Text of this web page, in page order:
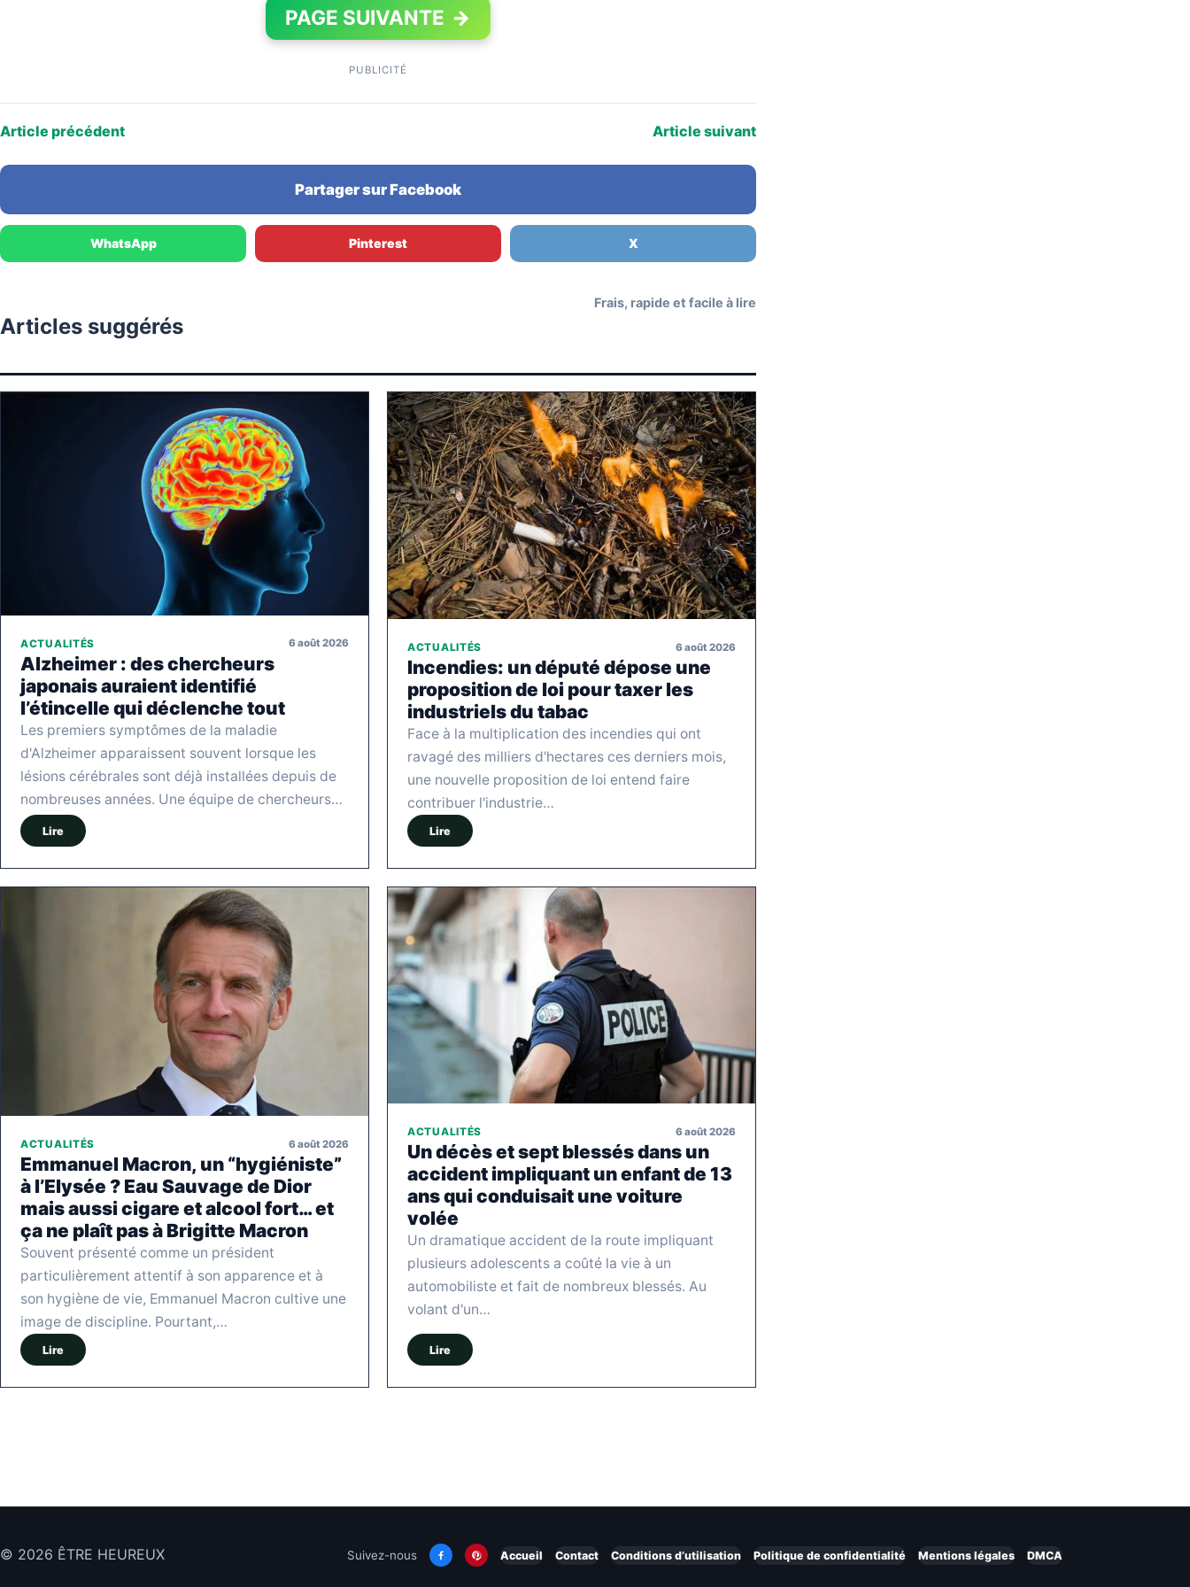
PAGE SUIVANTE →
PUBLICITÉ
Article précédent Article suivant
Partager sur Facebook
WhatsApp Pinterest X
Articles suggérés
Frais, rapide et facile à lire
ACTUALITÉS 6 août 2026
Alzheimer : des chercheurs
japonais auraient identifié
l’étincelle qui déclenche tout
Les premiers symptômes de la maladie
d'Alzheimer apparaissent souvent lorsque les
lésions cérébrales sont déjà installées depuis de
nombreuses années. Une équipe de chercheurs…
Lire
ACTUALITÉS 6 août 2026
Incendies: un député dépose une
proposition de loi pour taxer les
industriels du tabac
Face à la multiplication des incendies qui ont
ravagé des milliers d'hectares ces derniers mois,
une nouvelle proposition de loi entend faire
contribuer l'industrie…
Lire
ACTUALITÉS 6 août 2026
Emmanuel Macron, un “hygiéniste”
à l’Elysée ? Eau Sauvage de Dior
mais aussi cigare et alcool fort… et
ça ne plaît pas à Brigitte Macron
Souvent présenté comme un président
particulièrement attentif à son apparence et à
son hygiène de vie, Emmanuel Macron cultive une
image de discipline. Pourtant,…
Lire
ACTUALITÉS 6 août 2026
Un décès et sept blessés dans un
accident impliquant un enfant de 13
ans qui conduisait une voiture
volée
Un dramatique accident de la route impliquant
plusieurs adolescents a coûté la vie à un
automobiliste et fait de nombreux blessés. Au
volant d'un…
Lire
© 2026 ÊTRE HEUREUX Suivez-nous Accueil Contact Conditions d’utilisation Politique de confidentialité Mentions légales DMCA